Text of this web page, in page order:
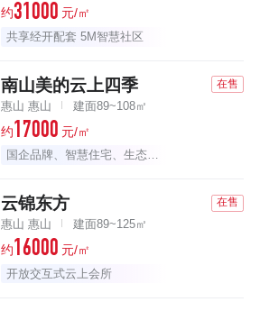
约31000 元/㎡
共享经开配套 5M智慧社区
南山美的云上四季 在售
惠山 惠山 建面89~108㎡
约17000 元/㎡
国企品牌、智慧住宅、生态公园
云锦东方 在售
惠山 惠山 建面89~125㎡
约16000 元/㎡
开放交互式云上会所